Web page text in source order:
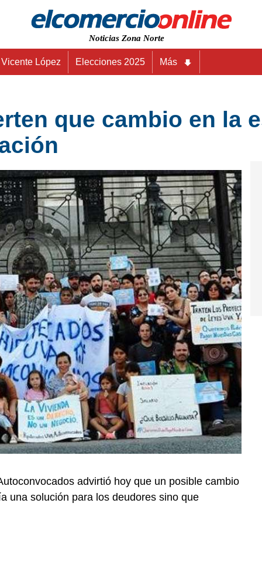
Noticias Zona Norte
Vicente López Elecciones 2025 Más
que cambio en la
advirtió hoy que un posible cambio
una solución para los deudores sino que